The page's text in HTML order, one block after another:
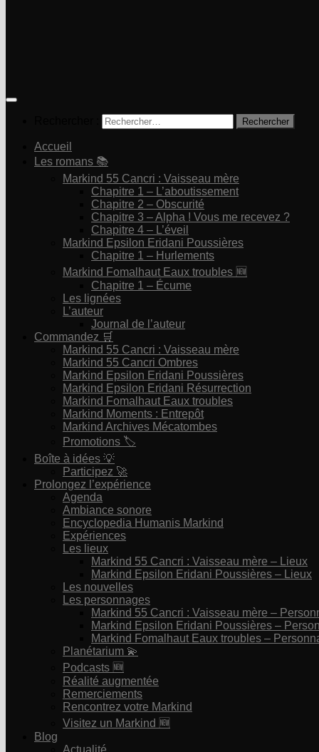
Accueil
Les romans 📚
Markind 55 Cancri : Vaisseau mère
Chapitre 1 – L’aboutissement
Chapitre 2 – Obscurité
Chapitre 3 – Alpha ! Vous me recevez ?
Chapitre 4 – L’éveil
Markind Epsilon Eridani Poussières
Chapitre 1 – Hurlements
Markind Fomalhaut Eaux troubles 🆕
Chapitre 1 – Écume
Les lignées
L’auteur
Journal de l’auteur
Commandez 🛒
Markind 55 Cancri : Vaisseau mère
Markind 55 Cancri Ombres
Markind Epsilon Eridani Poussières
Markind Epsilon Eridani Résurrection
Markind Fomalhaut Eaux troubles
Markind Moments : Entrepôt
Markind Archives Mécatombes
Promotions 🏷
Boîte à idées 💡
Participez 🚀
Prolongez l’expérience
Agenda
Ambiance sonore
Encyclopedia Humanis Markind
Expériences
Les lieux
Markind 55 Cancri : Vaisseau mère – Lieux
Markind Epsilon Eridani Poussières – Lieux
Les nouvelles
Les personnages
Markind 55 Cancri : Vaisseau mère –
Markind Epsilon Eridani Poussières –
Markind Fomalhaut Eaux troubles –
Planétarium 💫
Podcasts 🆕
Réalité augmentée
Remerciements
Rencontrez votre Markind
Visitez un Markind 🆕
Blog
Actualité